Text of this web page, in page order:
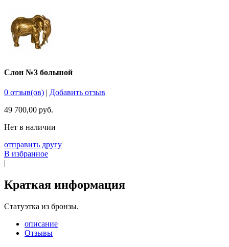
Слон №3 большой
0 отзыв(ов) | Добавить отзыв
49 700,00 руб.
Нет в наличии
отправить другу
В избранное
|
Краткая информация
Статуэтка из бронзы.
описание
Отзывы